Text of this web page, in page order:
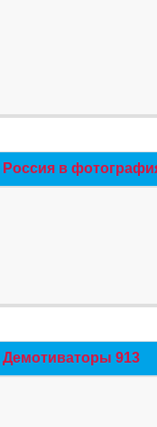
Россия в
Демотиваторы 913